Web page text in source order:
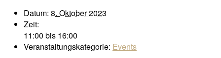
Datum: 8. Oktober 2023
Zeit:
11:00 bis 16:00
Veranstaltungskategorie: Events